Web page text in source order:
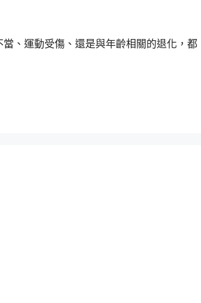
、運動受傷、還是與年齡相關的退化，都